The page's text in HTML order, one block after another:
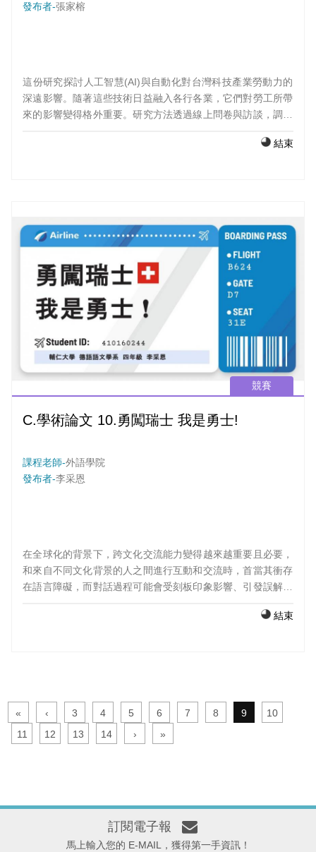
發布者-張家榕
這份研究探討人工智慧(AI)與自動化對台灣科技產業勞動力的
深遠影響。隨著這些技術日益融入各行各業，它們對勞工所帶
來的影響變得格外重要。研究方法透過線上問卷與訪談，調查
力。分析結果揭示了員工的觀點、他們實際接觸與使用 AI 的
強化訓練計畫並制定有效政策。
結束
競賽
C.學術論文 10.勇闖瑞士 我是勇士!
課程老師-外語學院
發布者-李采恩
在全球化的背景下，跨文化交流能力變得越來越重要且必要，
和來自不同文化背景的人之間進行互動和交流時，首當其衝存
在語言障礙，而對話過程可能會受刻板印象影響、引發誤解和
地。 在旅行中，我訪問了幾位瑞士人，以獲得直接、真實且可
結束
« ‹ 3 4 5 6 7 8 9
10
11
12 13 14 › »
訂閱電子報
馬上輸入您的 E-MAIL，獲得第一手資訊！